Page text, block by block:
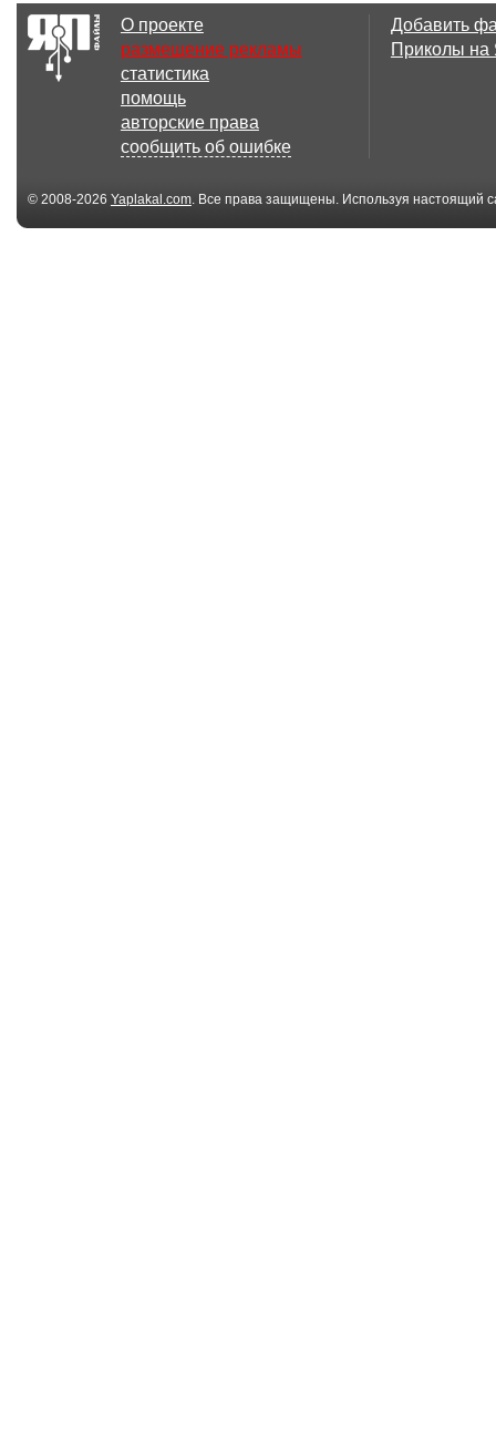
О проекте
размещение рекламы
статистика
помощь
авторские права
сообщить об ошибке
Добавить
Приколы
© 2008-2026 Yaplakal.com. Все права защищены. Используя настоящий